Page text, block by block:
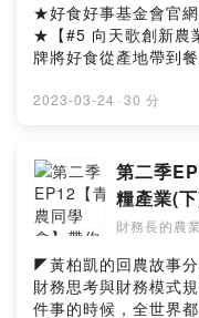
★好食好事基金會官
★【#5 向天歌創新農
牌將好食從產地帶到
歌創新農業
務長的農業筆記FB
聯絡我們：
2023-03-24 · 30 分
第二季
糧產業(
財務長的農
◤黃柏凱的回農故事
財務思考與財務模式
件事的時候，全世界